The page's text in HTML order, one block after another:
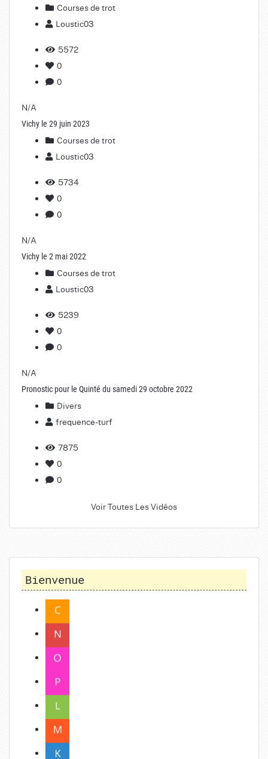
Courses de trot
Loustic03
5572
0
0
N/A
Vichy le 29 juin 2023
Courses de trot
Loustic03
5734
0
0
N/A
Vichy le 2 mai 2022
Courses de trot
Loustic03
5239
0
0
N/A
Pronostic pour le Quinté du samedi 29 octobre 2022
Divers
frequence-turf
7875
0
0
Voir Toutes Les Vidéos
Bienvenue